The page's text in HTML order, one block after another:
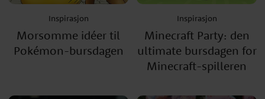
Inspirasjon
Morsomme idéer til
Pokémon-bursdagen
Inspirasjon
Minecraft Party: den
ultimate bursdagen for
Minecraft-spilleren